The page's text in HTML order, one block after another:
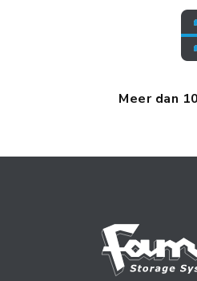
Meer dan